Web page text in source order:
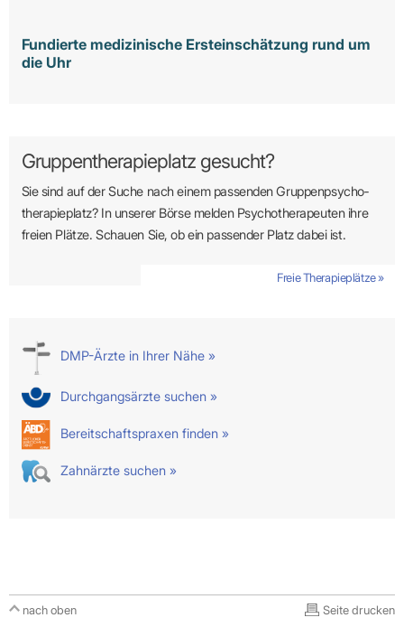
Fundierte medizinische Ersteinschätzung rund um
die Uhr
Gruppentherapieplatz gesucht?
Sie sind auf der Suche nach einem passenden Gruppen­psycho­
therapie­platz? In unserer Börse melden Psycho­­thera­­peuten ihre
freien Plätze. Schauen Sie, ob ein passender Platz dabei ist.
Freie Therapieplätze »
DMP-Ärzte in Ihrer Nähe »
Durchgangsärzte suchen »
Bereitschaftspraxen finden »
Zahnärzte suchen »
nach oben Seite drucken